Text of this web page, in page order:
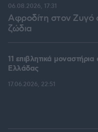
Αφροδίτη στον Ζυγό
ζώδια
06.08.2026, 17:31
11 επιβλητικά
Ελλάδας
17.06.2026, 22:51